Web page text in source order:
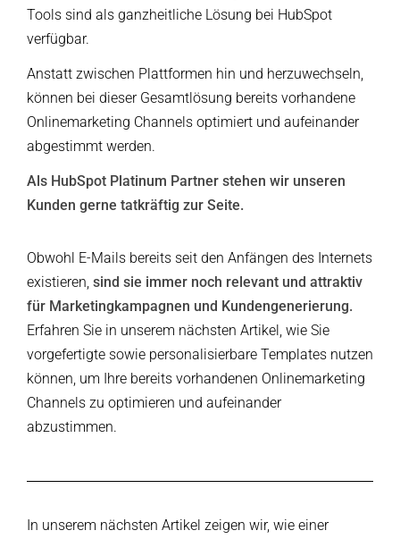
Tools sind als ganzheitliche Lösung bei HubSpot
verfügbar.
Anstatt zwischen Plattformen hin und herzuwechseln,
können bei dieser Gesamtlösung bereits vorhandene
Onlinemarketing Channels optimiert und aufeinander
abgestimmt werden.
Als HubSpot Platinum Partner stehen wir unseren
Kunden gerne tatkräftig zur Seite.
Obwohl E-Mails bereits seit den Anfängen des Internets
existieren, sind sie immer noch relevant und attraktiv
für Marketingkampagnen und Kundengenerierung.
Erfahren Sie in unserem nächsten Artikel, wie Sie
vorgefertigte sowie personalisierbare Templates nutzen
können, um Ihre bereits vorhandenen Onlinemarketing
Channels zu optimieren und aufeinander
abzustimmen.
In unserem nächsten Artikel zeigen wir, wie einer